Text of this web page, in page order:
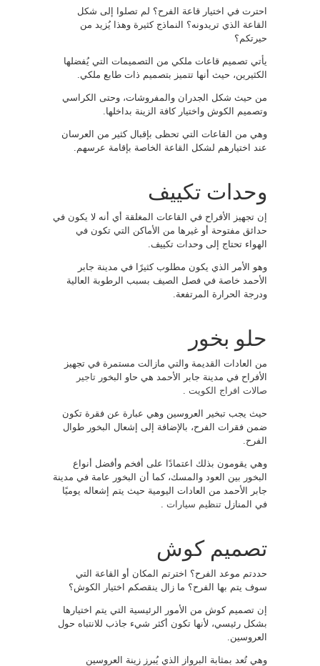
احترت في اختيار قاعة الفرح؟ لم تصلوا إلى شكل
القاعة الذي تريدونه؟ النماذج كثيرة وهذا يُزيد من
حيرتكم؟
يأتي تصميم قاعات ملكي من التصميمات التي يُفضلها
الكثيرين، حيث أنها تتميز بتصميم ذات طابع ملكي.
من حيث شكل الجدران والمفروشات، وحتى الكراسي
وتصميم الكوش واختيار كافة الزينة بداخلها.
وهي من القاعات التي تحظى بإقبال كثير من العرسان
عند اختيارهم لشكل القاعة الخاصة بإقامة عرسهم.
وحدات تكييف
إن تجهيز الأفراح في القاعات المغلقة أي أنه لا يكون في
حدائق مفتوحة أو غيرها من الأماكن التي تكون في
الهواء تحتاج إلى وحدات تكييف.
وهو الأمر الذي يكون مطلوب كثيرًا في مدينة جابر
الأحمد خاصة في فصل الصيف بسبب الرطوبة العالية
ودرجة الحرارة المرتفعة.
حلو بخور
من العادات القديمة والتي مازالت مستمرة في تجهيز
الأفراح في مدينة جابر الأحمد هي حاو البخور تاجير
صالات افراج الكويت
حيث يجب تبخير العروسين وهي عبارة عن فقرة تكون
ضمن فقرات الفرح، بالإضافة إلى إشعال البخور طوال
الفرح.
وهي يقومون بذلك اعتمادًا على أفخم وأفضل أنواع
البخور بين العود والمسك، كما أن البخور عامة في مدينة
جابر الأحمد من العادات اليومية حيث يتم إشعاله يوميًا
في المنازل تنظيم سيارات
تصميم كوش
حددتم موعد الفرح؟ اخترتم المكان أو القاعة التي
سوف يتم بها الفرح؟ ما زال ينقصكم اختيار الكوش؟
إن تصميم كوش من الأمور الرئيسية التي يتم اختيارها
بشكل رئيسي، لأنها تكون أكثر شيء جاذب للانتباه حول
العروسين.
وهي تُعد بمثابة البرواز الذي يُبرز زينة العروسين